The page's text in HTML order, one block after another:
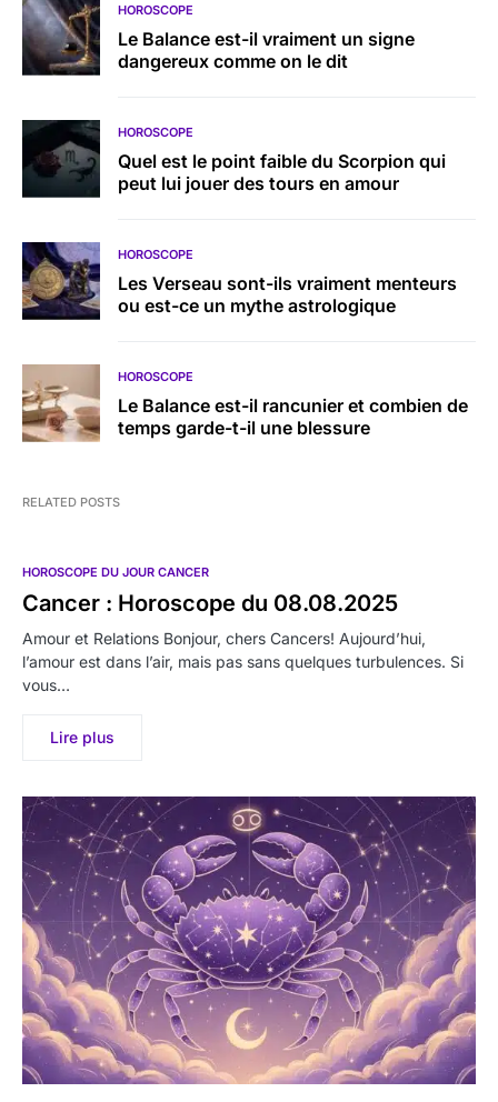
HOROSCOPE
Le Balance est-il vraiment un signe
dangereux comme on le dit
HOROSCOPE
Quel est le point faible du Scorpion qui
peut lui jouer des tours en amour
HOROSCOPE
Les Verseau sont-ils vraiment menteurs
ou est-ce un mythe astrologique
HOROSCOPE
Le Balance est-il rancunier et combien de
temps garde-t-il une blessure
RELATED POSTS
HOROSCOPE DU JOUR CANCER
Cancer : Horoscope du 08.08.2025
Amour et Relations Bonjour, chers Cancers! Aujourd’hui,
l’amour est dans l’air, mais pas sans quelques turbulences. Si
vous…
Lire plus